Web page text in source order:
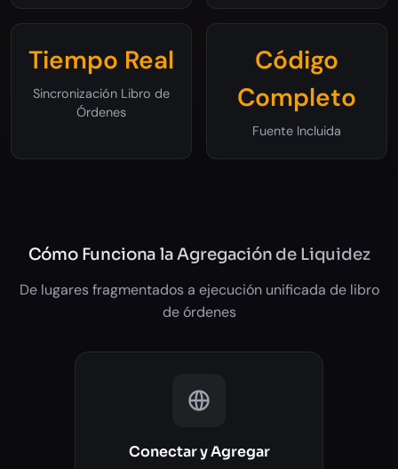
Tiempo Real
Sincronización Libro de
Órdenes
Código
Completo
Fuente Incluida
Cómo Funciona la Agregación de Liquidez
De lugares fragmentados a ejecución unificada de libro
de órdenes
Conectar y Agregar